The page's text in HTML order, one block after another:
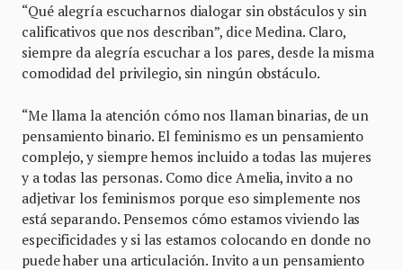
“Qué alegría escucharnos dialogar sin obstáculos y sin
calificativos que nos describan”, dice Medina. Claro,
siempre da alegría escuchar a los pares, desde la misma
comodidad del privilegio, sin ningún obstáculo.
“Me llama la atención cómo nos llaman binarias, de un
pensamiento binario. El feminismo es un pensamiento
complejo, y siempre hemos incluido a todas las mujeres
y a todas las personas. Como dice Amelia, invito a no
adjetivar los feminismos porque eso simplemente nos
está separando. Pensemos cómo estamos viviendo las
especificidades y si las estamos colocando en donde no
puede haber una articulación. Invito a un pensamiento